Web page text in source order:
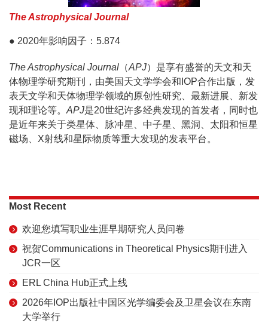
The Astrophysical Journal
● 2020年影响因子：5.874
The Astrophysical Journal （APJ）是享有盛誉的天文和天
体物理学研究期刊，由美国天文学学会和IOP合作出版，发
表天文学和天体物理学领域的原创性研究、最新进展、新发
现和理论等。 APJ是20世纪许多经典发现的首发者，同时也
是近年来关于类星体、脉冲星、中子星、黑洞、太阳和恒星
磁场、X射线和星际物质等重大发现的发表平台。
Most Recent
欢迎您填写职业生涯早期研究人员问卷
祝贺Communications in Theoretical Physics期刊进入
JCR一区
ERL China Hub正式上线
2026年IOP出版社中国区光学编委会及卫星会议在东南
大学举行